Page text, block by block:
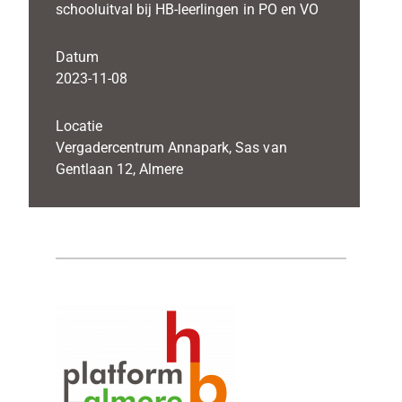
schooluitval bij HB-leerlingen in PO en VO
Datum
2023-11-08
Locatie
Vergadercentrum Annapark, Sas van
Gentlaan 12, Almere